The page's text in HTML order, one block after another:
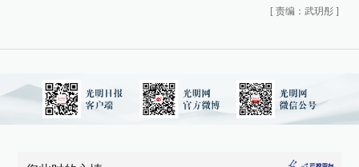
[ 责编：武玥彤 ]